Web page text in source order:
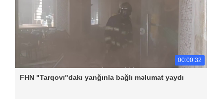
00:00:32
FHN "Tarqovı"dakı yanğınla bağlı məlumat yaydı